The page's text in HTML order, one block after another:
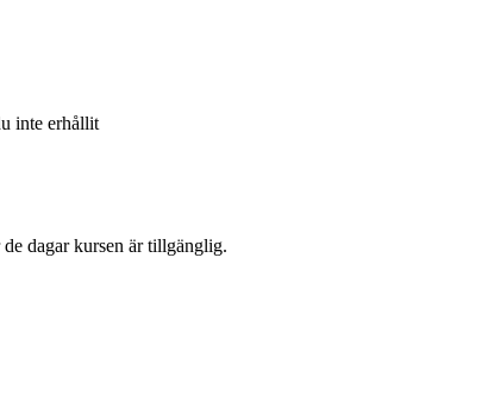
inte erhållit
dagar kursen är tillgänglig.